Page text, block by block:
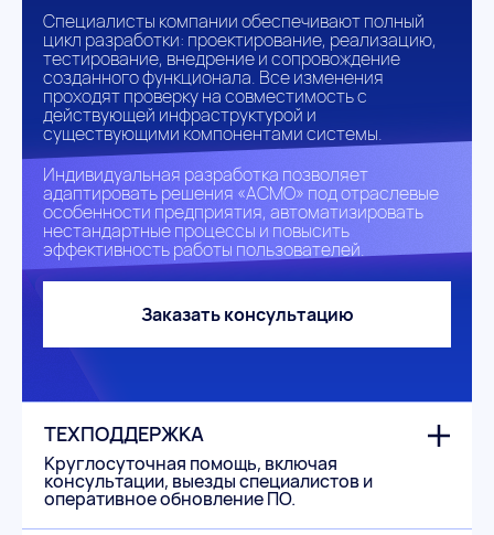
Специалисты компании обеспечивают полный
цикл разработки: проектирование, реализацию,
тестирование, внедрение и сопровождение
созданного функционала. Все изменения
проходят проверку на совместимость с
действующей инфраструктурой и
существующими компонентами системы.
Индивидуальная разработка позволяет
адаптировать решения «АСМО» под отраслевые
особенности предприятия, автоматизировать
нестандартные процессы и повысить
эффективность работы пользователей.
Заказать консультацию
ТЕХПОДДЕРЖКА
Круглосуточная помощь, включая
консультации, выезды специалистов и
оперативное обновление ПО.